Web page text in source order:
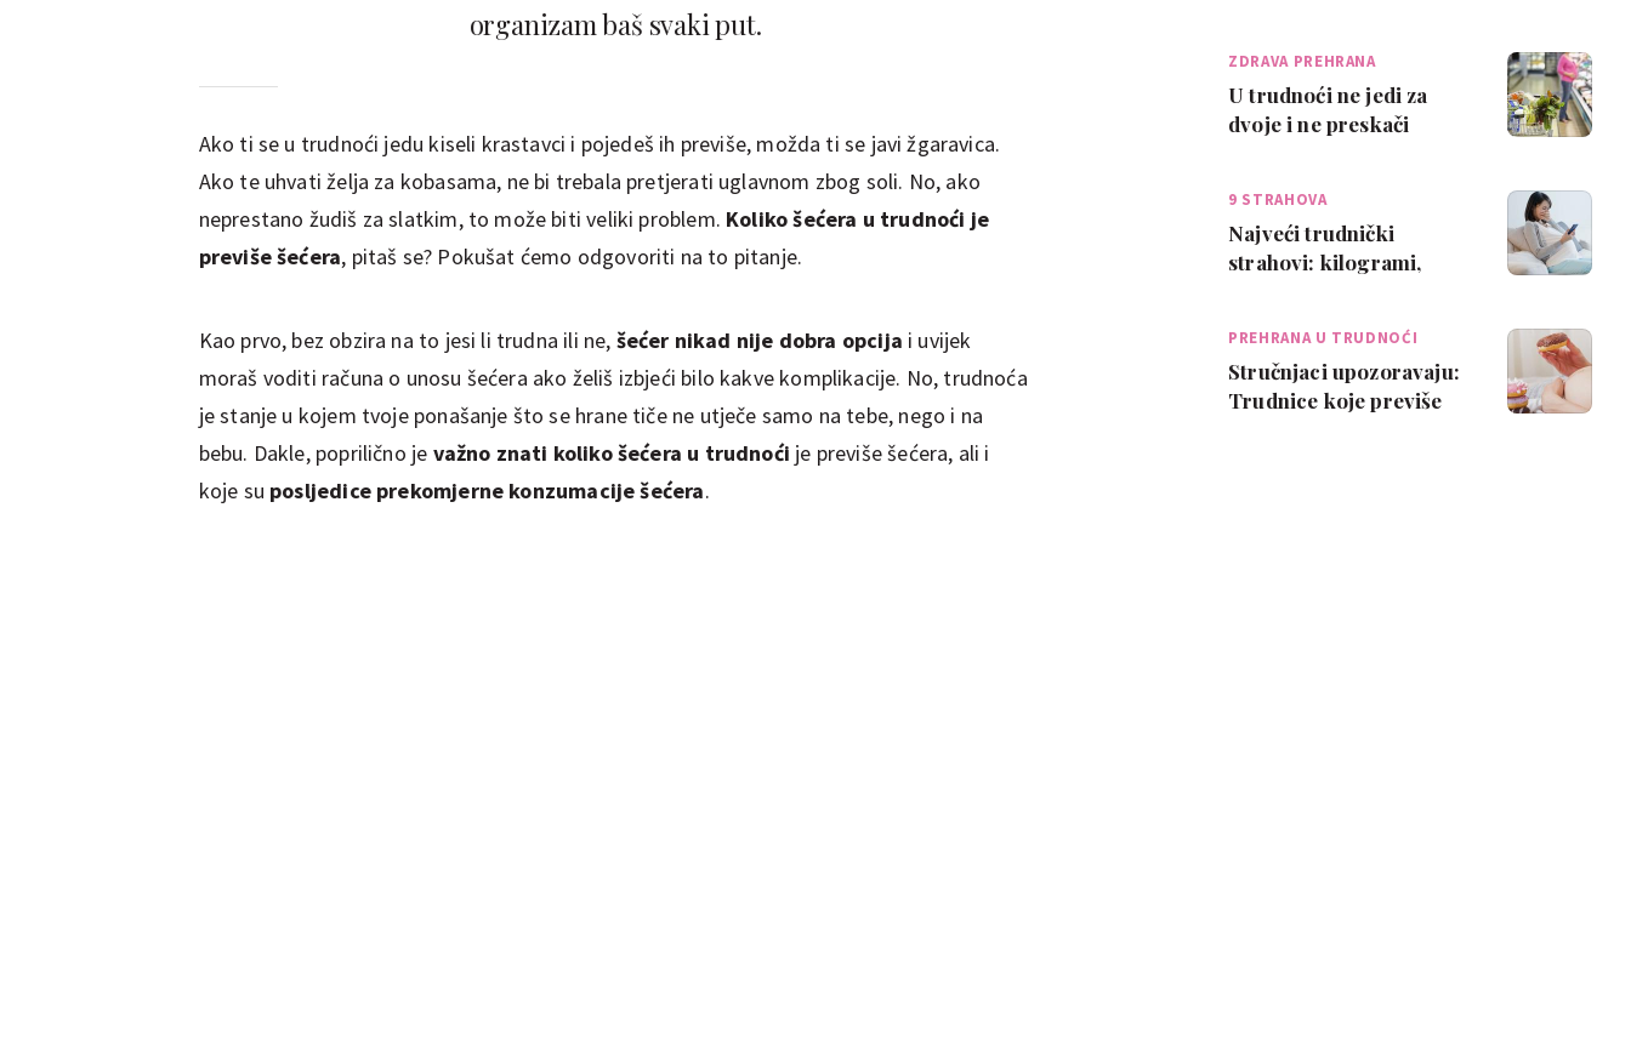
organizam baš svaki put.
Ako ti se u trudnoći jedu kiseli krastavci i pojedeš ih previše, možda ti se javi žgaravica.
Ako te uhvati želja za kobasama, ne bi trebala pretjerati uglavnom zbog soli. No, ako
neprestano žudiš za slatkim, to može biti veliki problem. Koliko šećera u trudnoći je
previše šećera, pitaš se? Pokušat ćemo odgovoriti na to pitanje.
Kao prvo, bez obzira na to jesi li trudna ili ne, šećer nikad nije dobra opcija i uvijek
moraš voditi računa o unosu šećera ako želiš izbjeći bilo kakve komplikacije. No, trudnoća
je stanje u kojem tvoje ponašanje što se hrane tiče ne utječe samo na tebe, nego i na
bebu. Dakle, poprilično je važno znati koliko šećera u trudnoći je previše šećera, ali i
koje su posljedice prekomjerne konzumacije šećera.
ZDRAVA PREHRANA
U trudnoći ne jedi za
dvoje i ne preskači
9 STRAHOVA
Najveći trudnički
strahovi: kilogrami,
PREHRANA U TRUDNOĆI
Stručnjaci upozoravaju:
Trudnice koje previše